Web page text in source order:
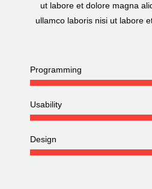
ut labore et dolore magna
ullamco laboris nisi ut labore
Programming
Usability
Design